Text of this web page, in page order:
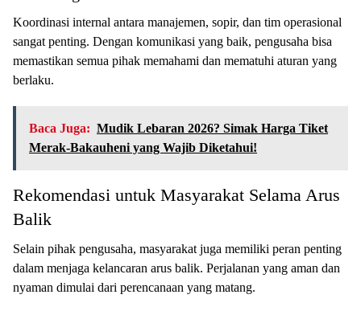
Koordinasi internal antara manajemen, sopir, dan tim operasional
sangat penting. Dengan komunikasi yang baik, pengusaha bisa
memastikan semua pihak memahami dan mematuhi aturan yang
berlaku.
Baca Juga: Mudik Lebaran 2026? Simak Harga Tiket
Merak-Bakauheni yang Wajib Diketahui!
Rekomendasi untuk Masyarakat Selama Arus
Balik
Selain pihak pengusaha, masyarakat juga memiliki peran penting
dalam menjaga kelancaran arus balik. Perjalanan yang aman dan
nyaman dimulai dari perencanaan yang matang.